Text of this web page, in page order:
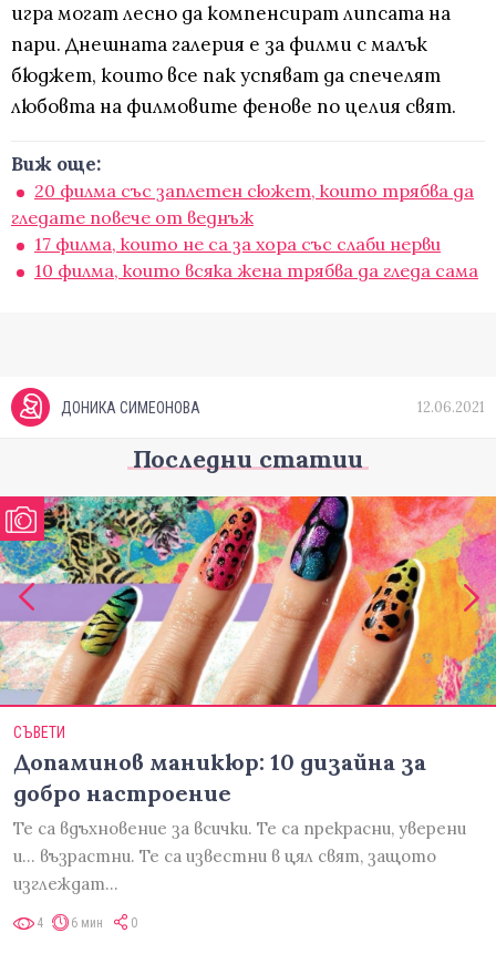
игра могат лесно да компенсират липсата на
пари. Днешната галерия е за филми с малък
бюджет, които все пак успяват да спечелят
любовта на филмовите фенове по целия свят.
Виж още:
20 филма със заплетен сюжет, които трябва да
гледате повече от веднъж
17 филма, които не са за хора със слаби нерви
10 филма, които всяка жена трябва да гледа сама
ДОНИКА СИМЕОНОВА 12.06.2021
Последни статии
СЪВЕТИ
Допаминов маникюр: 10 дизайна за
добро настроение
Те са вдъхновение за всички. Те са прекрасни, уверени
и... възрастни. Те са известни в цял свят, защото
изглеждат…
4 6 мин 0